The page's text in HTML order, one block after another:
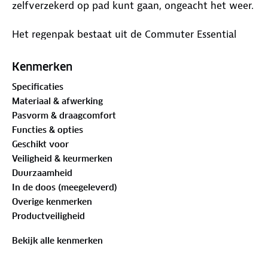
zelfverzekerd op pad kunt gaan, ongeacht het weer.
Het regenpak bestaat uit de Commuter Essential
Aqualite 8000-stof, een gerecycled, waterdicht
waterdichtheid, zodat je zelfs tijdens de hevigste
regenbuien droog blijft.
De regenjas heeft een afneembare capuchon met
verstelbare trekkoordstoppers voor een perfecte
pasvorm. De regenbroek heeft voorgevormde
knieën voor extra bewegingsvrijheid tijdens het
fietsen en een schoenbeschermer voor bescherming
tegen opspattend water. Beide kledingstukken zijn
uitgerust met reflecterende details voor een betere
zichtbaarheid in het donker.
Kenmerken
Specificaties
Materiaal & afwerking
Pasvorm & draagcomfort
Functies & opties
Geschikt voor
Veiligheid & keurmerken
Duurzaamheid
In de doos (meegeleverd)
Overige kenmerken
Productveiligheid
Bekijk alle kenmerken